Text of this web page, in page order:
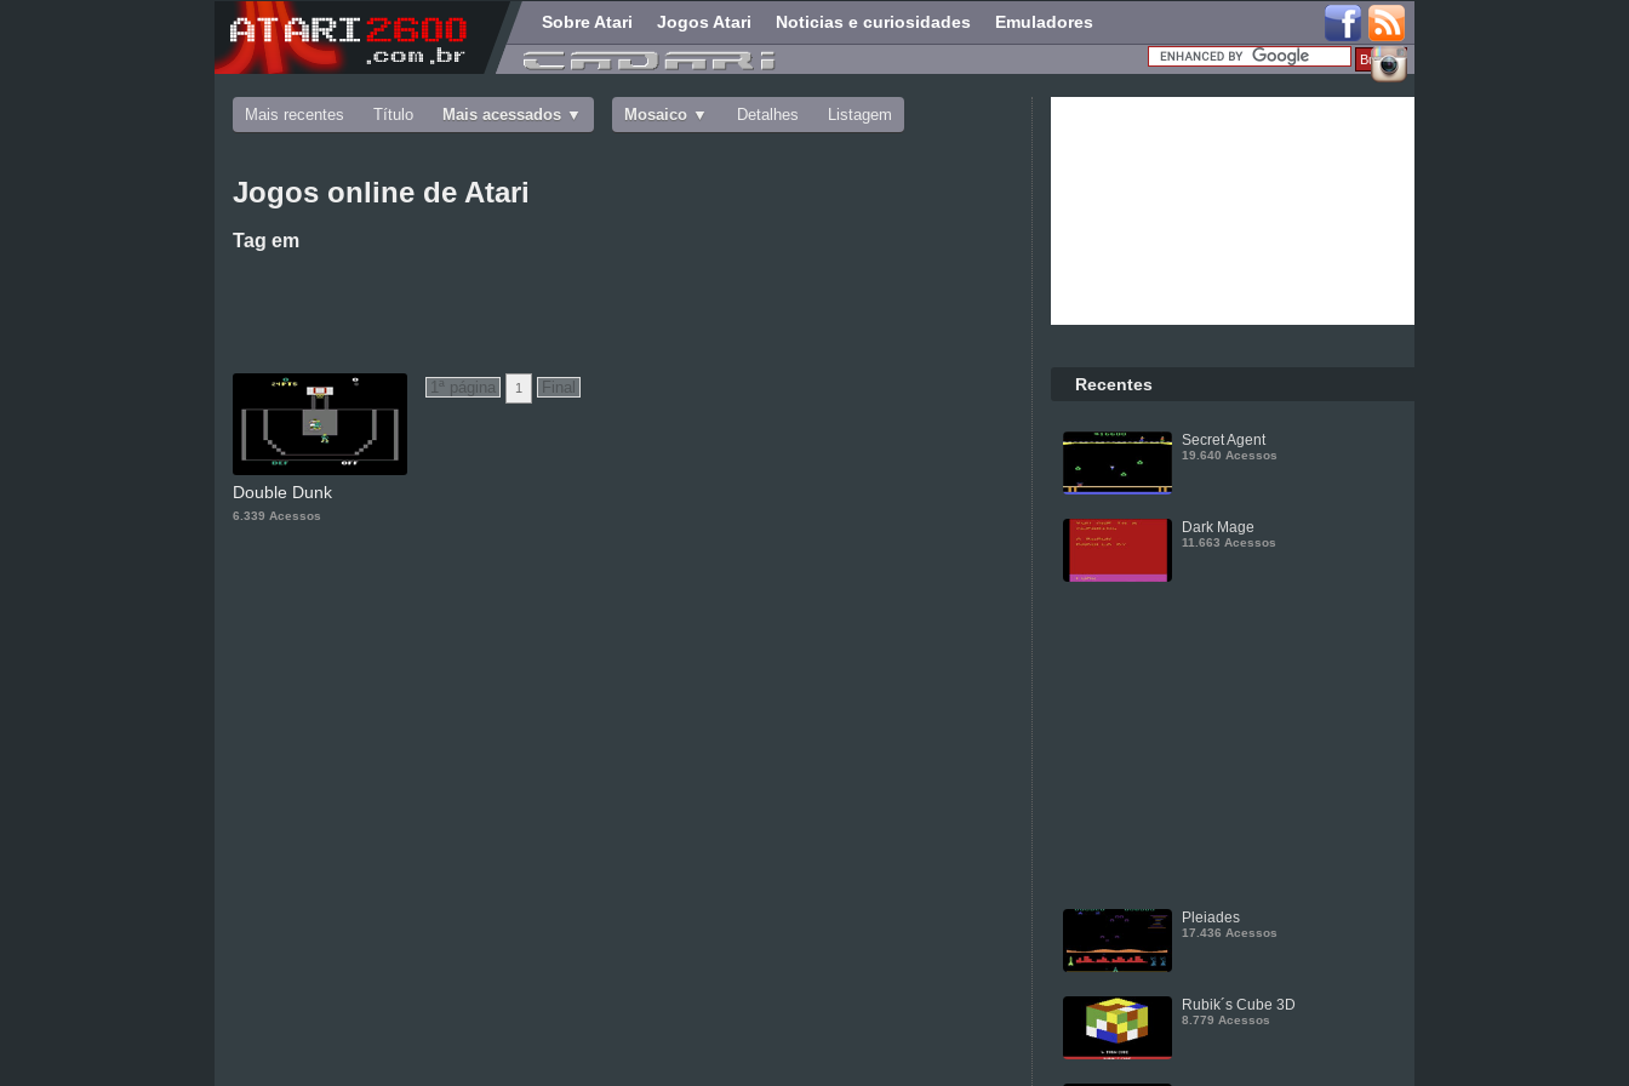
Sobre Atari Jogos Atari Noticias e curiosidades Emuladores
Mais recentes Título Mais acessados Mosaico Detalhes Listagem
Jogos online de Atari
Tag em
Double Dunk
6.339 Acessos
1 Recentes
Secret Agent
19.640 Acessos
Dark Mage
11.663 Acessos
Pleiades
17.436 Acessos
Rubik´s Cube 3D
8.779 Acessos